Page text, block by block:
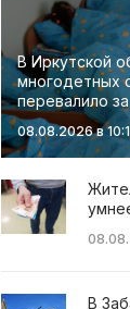
В Иркутской
многодетных
перевалило
08.08.2026 в
В